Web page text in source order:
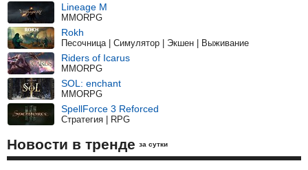
Lineage M
MMORPG
Rokh
Песочница | Симулятор | Экшен | Выживание
Riders of Icarus
MMORPG
SOL: enchant
MMORPG
SpellForce 3 Reforced
Стратегия | RPG
Новости в тренде за сутки